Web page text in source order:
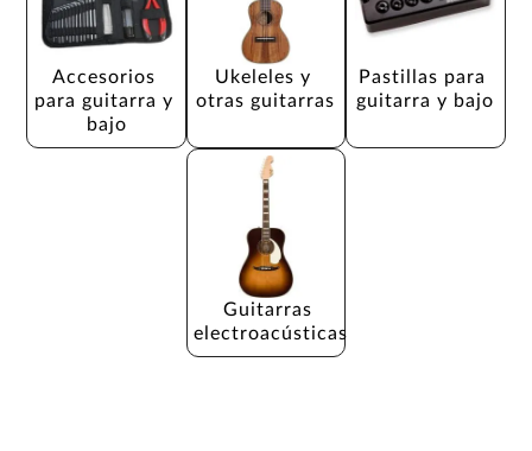
Accesorios
para guitarra y
bajo
Ukeleles y
otras guitarras
Pastillas para
guitarra y bajo
Guitarras
electroacústicas